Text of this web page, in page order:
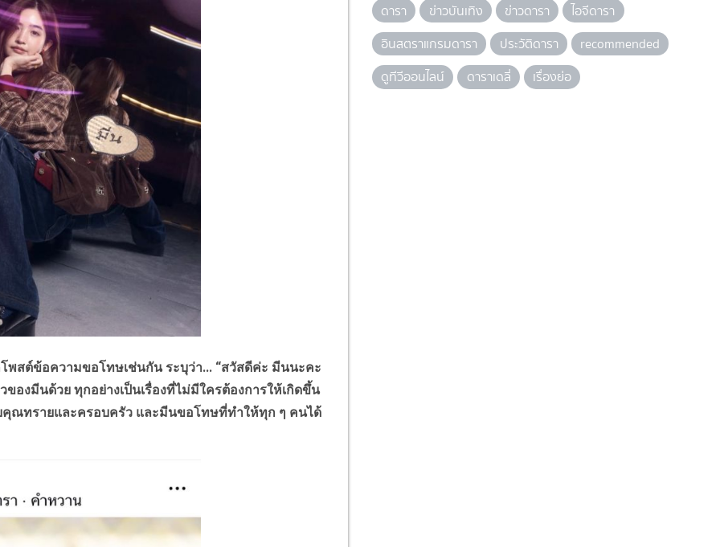
สต์ข้อความขอโทษเช่นกัน ระบุว่า... “สวัสดีค่ะ มีนนะคะ
องมีนด้วย ทุกอย่างเป็นเรื่องที่ไม่มีใครต้องการให้เกิดขึ้น
คุณทรายและครอบครัว และมีนขอโทษที่ทำให้ทุก ๆ คนได้
ดารา ข่าวบันเทิง ข่าวดารา
ไอจีดารา
อินสตราแกรมดารา
ประวัติดารา
recommended
ดูทีวีออนไลน์
ดาราเดลี่ เรื่องย่อ